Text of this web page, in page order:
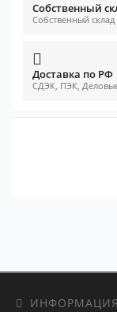
Собственный
Собственный склад
Доставка по РФ
СДЭК, ПЭК,
ИНФОРМАЦИЯ